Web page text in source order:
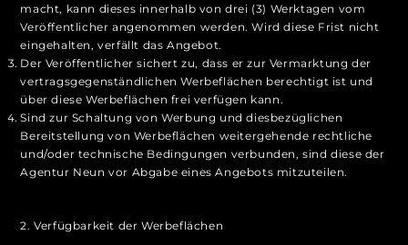
macht, kann dieses innerhalb von drei (3) Werktagen vom
Veröffentlicher angenommen werden. Wird diese Frist nicht
eingehalten, verfällt das Angebot.
Der Veröffentlicher sichert zu, dass er zur Vermarktung der
vertragsgegenständlichen Werbeflächen berechtigt ist und
über diese Werbeflächen frei verfügen kann.
Sind zur Schaltung von Werbung und diesbezüglichen
Bereitstellung von Werbeflächen weitergehende rechtliche
und/oder technische Bedingungen verbunden, sind diese der
Agentur Neun vor Abgabe eines Angebots mitzuteilen.
2. Verfügbarkeit der Werbeflächen